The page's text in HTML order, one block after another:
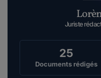
Juriste
25
Documents rédigés